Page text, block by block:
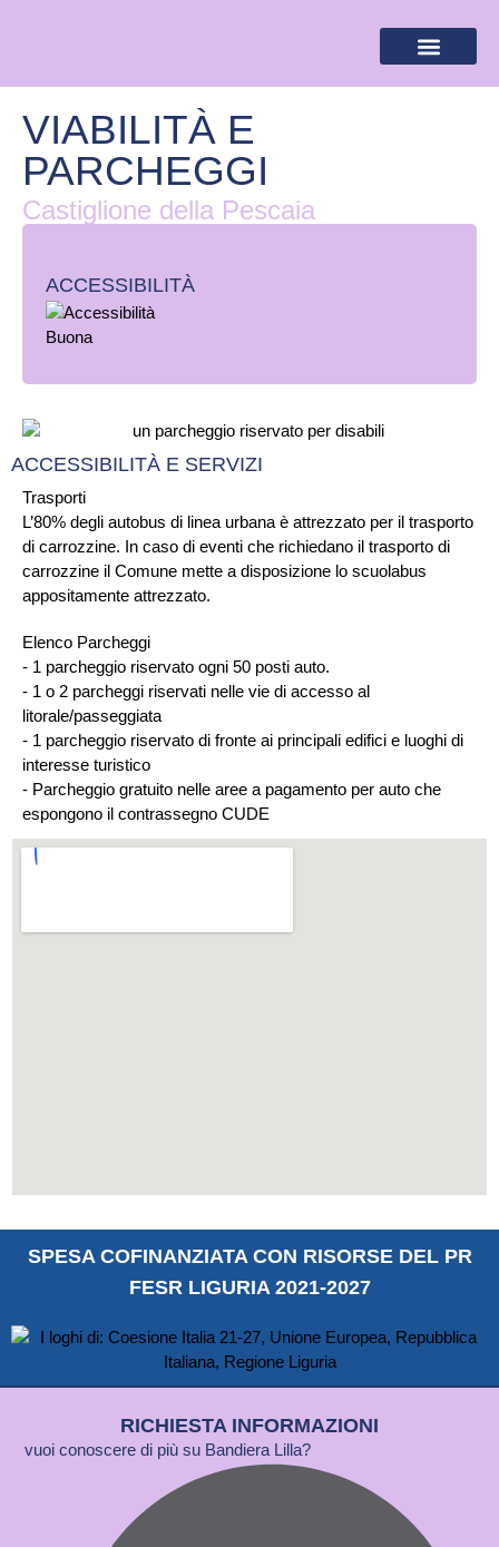
VIABILITÀ E
PARCHEGGI
Castiglione della Pescaia
ACCESSIBILITÀ
Trasporti
L’80% degli autobus di linea urbana è attrezzato per il trasporto
di carrozzine. In caso di eventi che richiedano il trasporto di
carrozzine il Comune mette a disposizione lo scuolabus
appositamente attrezzato.
Elenco Parcheggi
- 1 parcheggio riservato ogni 50 posti auto.
- 1 o 2 parcheggi riservati nelle vie di accesso al
litorale/passeggiata
- 1 parcheggio riservato di fronte ai principali edifici e luoghi di
interesse turistico
- Parcheggio gratuito nelle aree a pagamento per auto che
espongono il contrassegno CUDE
ACCESSIBILITÀ E SERVIZI
SPESA COFINANZIATA CON RISORSE DEL PR
FESR LIGURIA 2021-2027
RICHIESTA INFORMAZIONI
vuoi conoscere di più su Bandiera Lilla?